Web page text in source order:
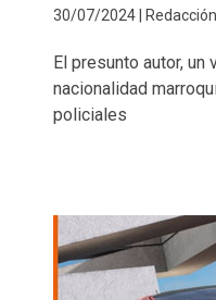
30/07/2024 | Redacción
El presunto autor, un
nacionalidad
policiales